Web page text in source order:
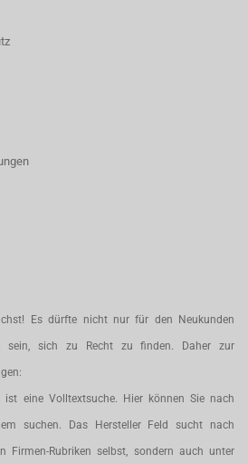
Es dürfte nicht nur für den Neukunden
sein, sich zu Recht zu finden. Daher zur
ist eine Volltextsuche. Hier können Sie nach
suchen. Das Hersteller Feld sucht nach
Firmen-Rubriken selbst, sondern auch unter